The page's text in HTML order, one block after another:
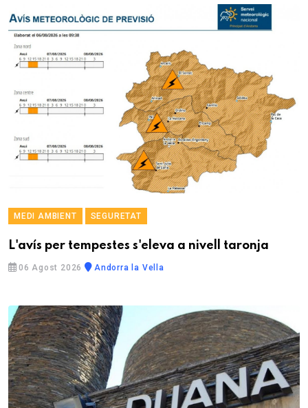
MEDI AMBIENT SEGURETAT
L'avís per tempestes s'eleva a nivell taronja
06 Agost 2026 Andorra la Vella